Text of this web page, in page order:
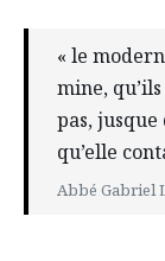
« le
mine,
pas, jusque
qu’elle
Abbé Gabriel